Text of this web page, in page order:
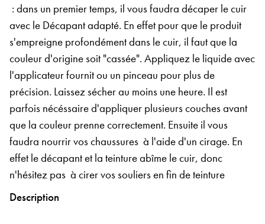
: dans un premier temps, il vous faudra décaper le cuir
avec le Décapant adapté. En effet pour que le produit
s'empreigne profondément dans le cuir, il faut que la
couleur d'origine soit "cassée". Appliquez le liquide avec
l'applicateur fournit ou un pinceau pour plus de
précision. Laissez sécher au moins une heure. Il est
parfois nécéssaire d'appliquer plusieurs couches avant
que la couleur prenne correctement. Ensuite il vous
faudra nourrir vos chaussures à l'aide d'un cirage. En
effet le décapant et la teinture abîme le cuir, donc
n'hésitez pas à cirer vos souliers en fin de teinture
Description